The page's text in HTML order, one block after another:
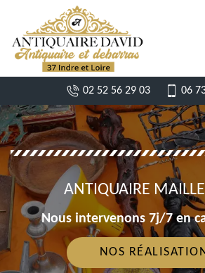
02 52 56 29 03 06
ANTIQUAIRE
Nous intervenons 7j/7 en
NOS